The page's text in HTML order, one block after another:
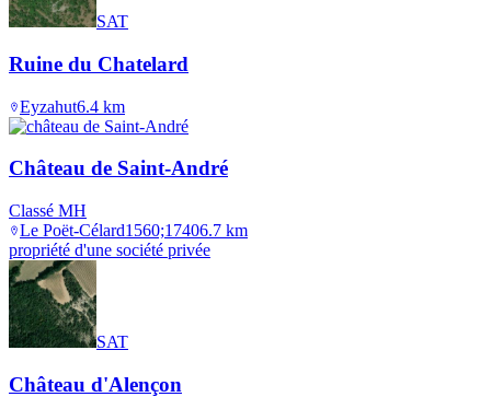
SAT
Ruine du Chatelard
Eyzahut6.4 km
Château de Saint-André
Classé MH
Le Poët-Célard1560;17406.7 km
propriété d'une société privée
SAT
Château d'Alençon